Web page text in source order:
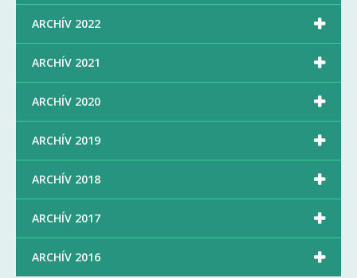
ARCHÍV 2022 
ARCHÍV 2021 
ARCHÍV 2020 
ARCHÍV 2019 
ARCHÍV 2018 
ARCHÍV 2017 
ARCHÍV 2016 